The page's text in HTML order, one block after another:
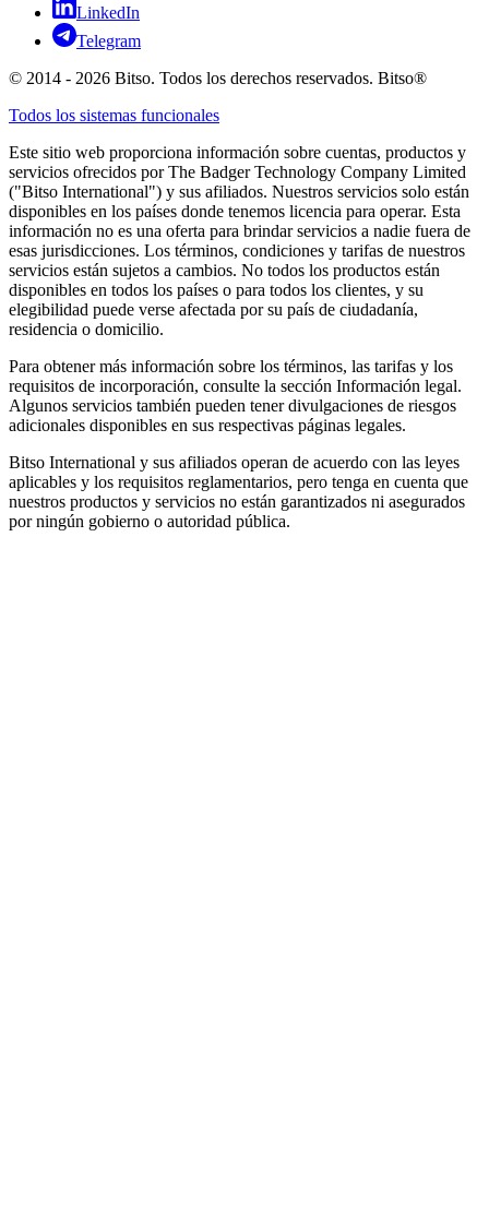
LinkedIn
Telegram
© 2014 - 2026 Bitso. Todos los derechos reservados. Bitso®
Todos los sistemas funcionales
Este sitio web proporciona información sobre cuentas, productos y
servicios ofrecidos por The Badger Technology Company Limited
("Bitso International") y sus afiliados. Nuestros servicios solo están
disponibles en los países donde tenemos licencia para operar. Esta
información no es una oferta para brindar servicios a nadie fuera de
esas jurisdicciones. Los términos, condiciones y tarifas de nuestros
servicios están sujetos a cambios. No todos los productos están
disponibles en todos los países o para todos los clientes, y su
elegibilidad puede verse afectada por su país de ciudadanía,
residencia o domicilio.
Para obtener más información sobre los términos, las tarifas y los
requisitos de incorporación, consulte la sección Información legal.
Algunos servicios también pueden tener divulgaciones de riesgos
adicionales disponibles en sus respectivas páginas legales.
Bitso International y sus afiliados operan de acuerdo con las leyes
aplicables y los requisitos reglamentarios, pero tenga en cuenta que
nuestros productos y servicios no están garantizados ni asegurados
por ningún gobierno o autoridad pública.